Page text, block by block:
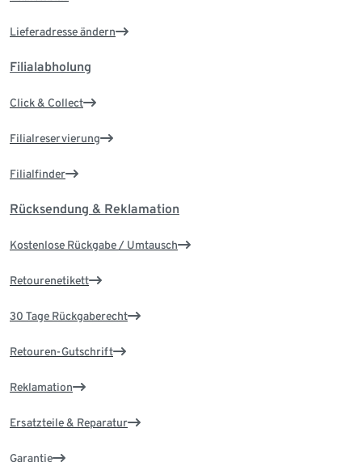
Lieferadresse ändern
Filialabholung
Click & Collect
Filialreservierung
Filialfinder
Rücksendung & Reklamation
Kostenlose Rückgabe / Umtausch
Retourenetikett
30 Tage Rückgaberecht
Retouren-Gutschrift
Reklamation
Ersatzteile & Reparatur
Garantie